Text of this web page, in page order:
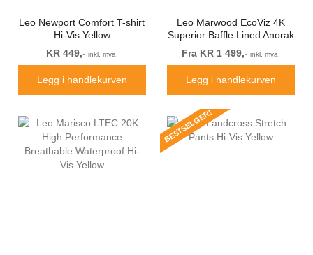
Leo Newport Comfort T-shirt
Hi-Vis Yellow
KR 449,- inkl. mva.
Legg i handlekurven
Leo Marwood EcoViz 4K
Superior Baffle Lined Anorak
Fra KR 1 499,- inkl. mva.
Legg i handlekurven
BESTSELGER!